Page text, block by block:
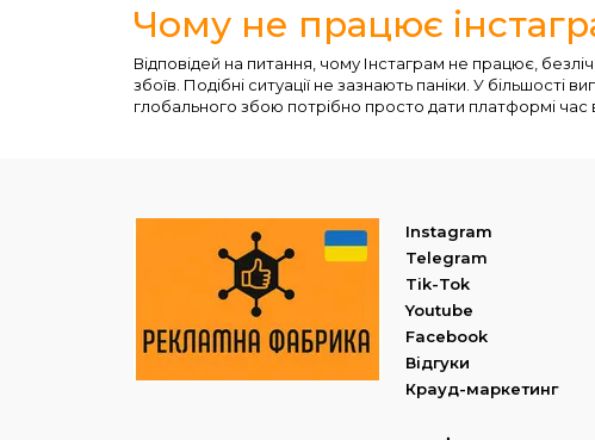
Чому не працює
Відповідей на питання, чому Інстаграм не працює,
збоїв. Подібні ситуації не зазнають паніки. У більшості
глобального збою потрібно просто дати платформі час
Instagram
Telegram
Tik-Tok
Youtube
Facebook
Відгуки
Крауд-маркетинг